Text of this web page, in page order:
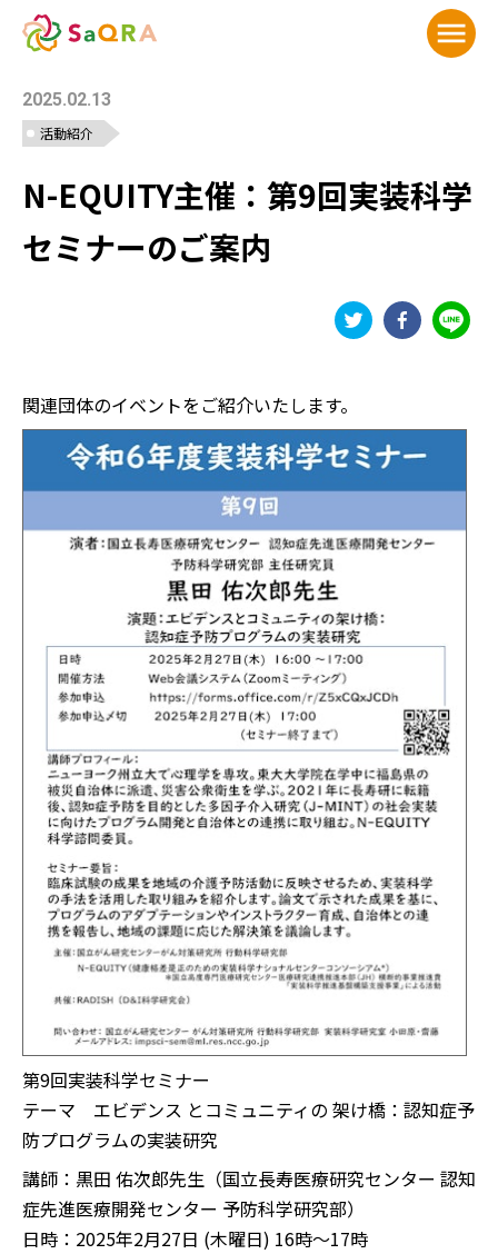
メニ
2025.02.13
活動紹介
N-EQUITY主催：第9回実装科学
セミナーのご案内
関連団体のイベントをご紹介いたします。
第9回実装科学セミナー
テーマ エビデンス とコミュニティの 架け橋：認知症予
防プログラムの実装研究
講師：黒田 佑次郎先生（国立長寿医療研究センター 認知
症先進医療開発センター 予防科学研究部）
日時：2025年2月27日 (木曜日) 16時～17時